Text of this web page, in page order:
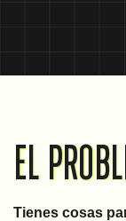
EL
Tienes cosas